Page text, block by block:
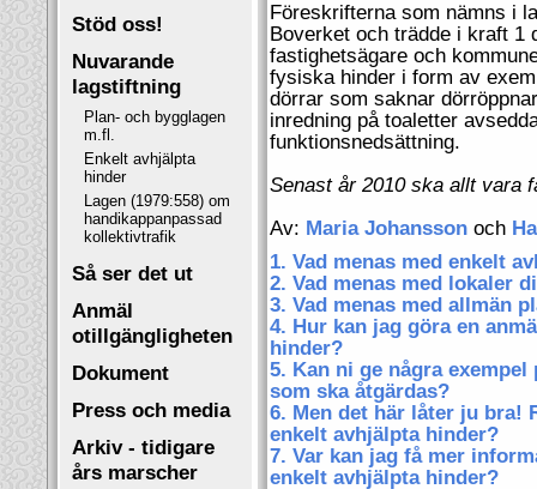
Stöd oss!
Nuvarande
lagstiftning
Plan- och bygglagen
m.fl.
Enkelt avhjälpta
hinder
Lagen (1979:558) om
handikappanpassad
kollektivtrafik
Så ser det ut
Anmäl
otillgängligheten
Dokument
Press och media
Arkiv - tidigare
års marscher
Föreskrifterna som nämns i
Boverket och trädde i kraft 1
fastighetsägare och
fysiska hinder i form av
dörrar som saknar
inredning på toaletter
funktionsnedsättning.
Senast år 2010 ska allt vara
Av: Maria Johansson och
1. Vad menas med enkelt
2. Vad menas med lokaler
3. Vad menas med allmän
4. Hur kan jag göra en
hinder?
5. Kan ni ge några
som ska åtgärdas?
6. Men det här låter ju bra!
enkelt avhjälpta hinder?
7. Var kan jag få mer
enkelt avhjälpta hinder?